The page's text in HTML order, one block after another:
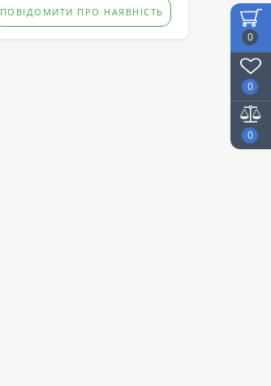
0
0
0
ПОВІДОМИТИ ПРО НАЯВНІСТЬ